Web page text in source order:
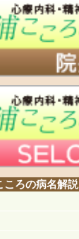
ころの病名解説